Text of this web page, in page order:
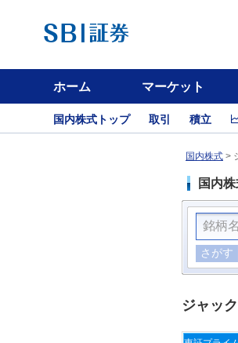
ホーム マーケット
国内株式トップ 取引 積立
国内株式 >
国内
さがす
ジャッ